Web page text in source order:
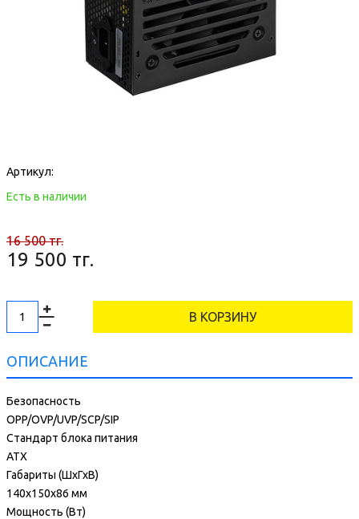
Артикул:
Есть в наличии
16 500 тг.
19 500 тг.
В КОРЗИНУ
ОПИСАНИЕ
Безопасность
OPP/OVP/UVP/SCP/SIP
Стандарт блока питания
ATX
Габариты (ШхГхВ)
140x150x86 мм
Мощность (Bт)